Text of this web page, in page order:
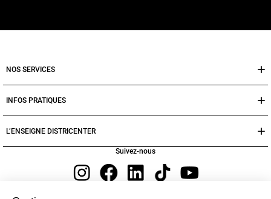
NOS SERVICES
INFOS PRATIQUES
L’ENSEIGNE DISTRICENTER
Suivez-nous